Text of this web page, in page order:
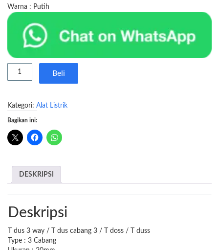
Warna : Putih
Kuantitas
Way
Beli
Kategori: Alat Listrik
Bagikan ini:
DESKRIPSI
Deskripsi
T dus 3 way / T dus cabang 3 / T doss / T duss
Type : 3 Cabang